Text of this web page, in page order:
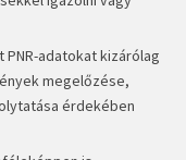
adatokat kizárólag
megelőzése,
érdekében